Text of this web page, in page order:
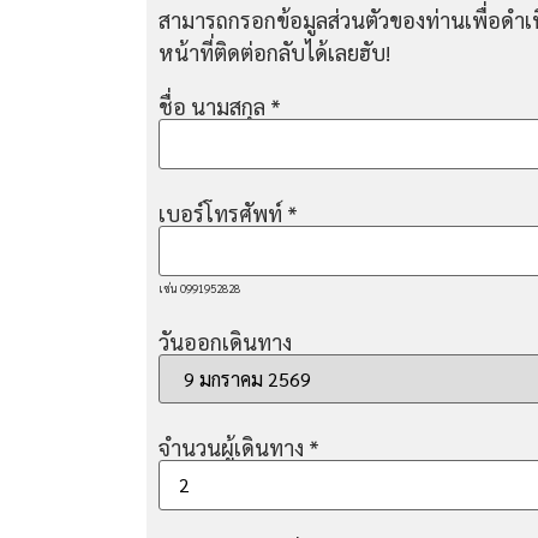
สามารถกรอกข้อมูลส่วนตัวของท่านเพื่อดำเ
หน้าที่ติดต่อกลับได้เลยฮับ!
ชื่อ นามสกุล *
เบอร์โทรศัพท์ *
เช่น 0991952828
วันออกเดินทาง
จำนวนผู้เดินทาง *